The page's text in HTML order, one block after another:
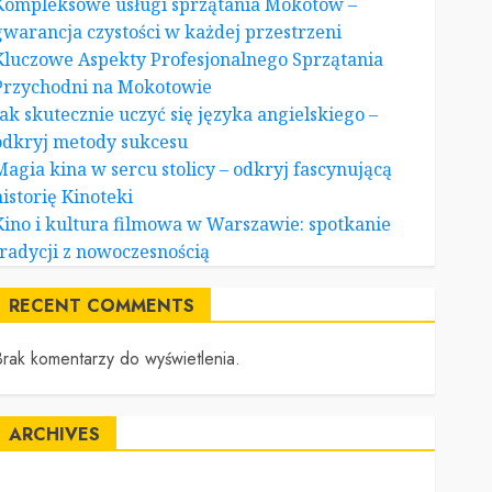
czystości w każdej przestrzeni
Aspekty Profesjonalnego Sprzątania
na Mokotowie
skutecznie uczyć się języka angielskiego –
metody sukcesu
kina w sercu stolicy – odkryj fascynującą
Kinoteki
i kultura filmowa w Warszawie: spotkanie
z nowoczesnością
RECENT COMMENTS
komentarzy do wyświetlenia.
ARCHIVES